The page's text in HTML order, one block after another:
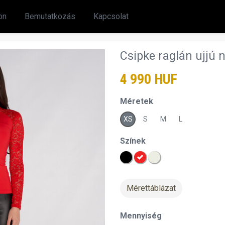
Bemutatkozás Kapcsolat
Csipke raglán ujjú
4 990 HUF
Méretek
XS S M
Színek
Mérettáblázat
Mennyiség